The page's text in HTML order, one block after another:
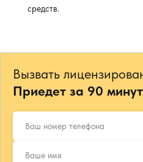
средств.
Вызвать
Приедет за 90 минут